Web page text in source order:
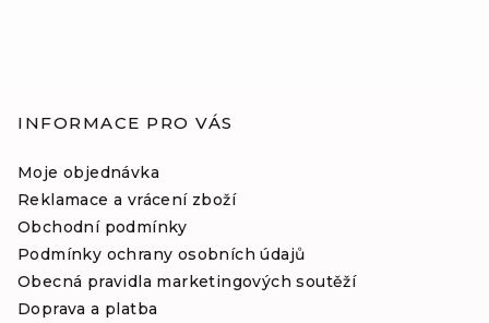
INFORMACE PRO VÁS
Moje objednávka
Reklamace a vrácení zboží
Obchodní podmínky
Podmínky ochrany osobních údajů
Obecná pravidla marketingových soutěží
Doprava a platba